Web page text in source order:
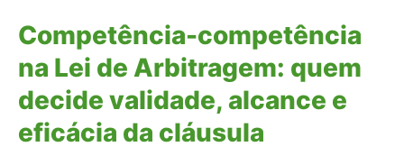
Competência-competência
na Lei de Arbitragem: quem
decide validade, alcance e
eficácia da cláusula